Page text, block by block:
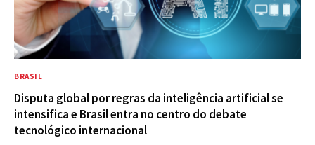
BRASIL
Disputa global por regras da inteligência artificial se
intensifica e Brasil entra no centro do debate
tecnológico internacional